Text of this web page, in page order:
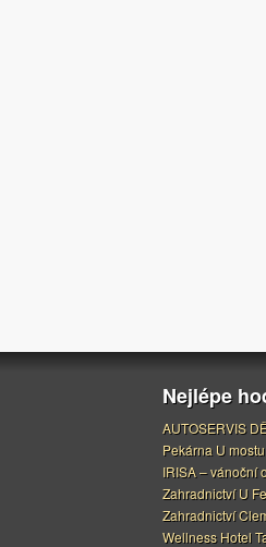
Nejlépe
AUTOSERVIS
Pekárna U mostu
IRISA – vánoční
Zahradnictví U
Zahradnictví
Wellness Hotel